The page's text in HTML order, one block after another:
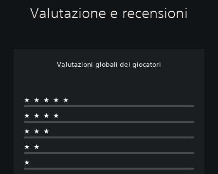
Valutazione e recensioni
Valutazioni globali dei giocatori
★★★★★
★★★★
★★★
★★
★